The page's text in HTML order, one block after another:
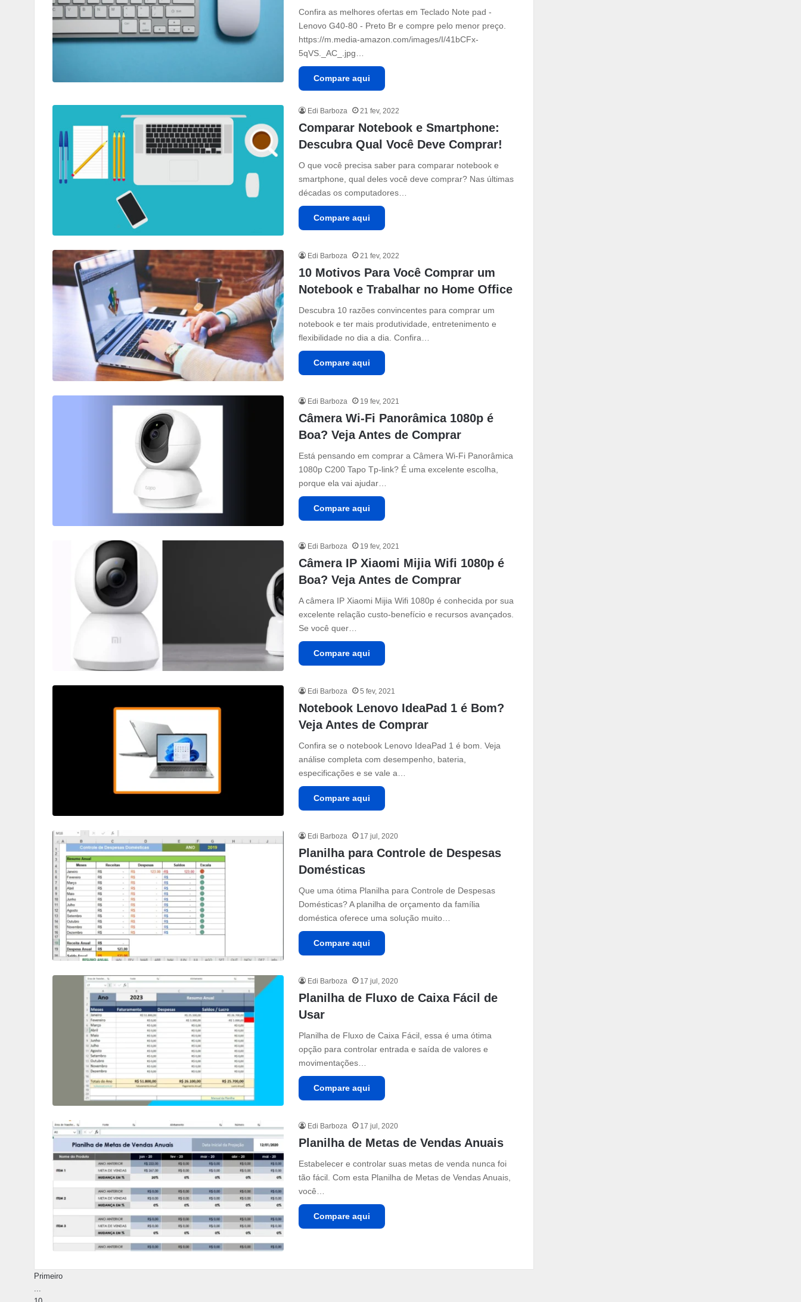
Confira as melhores ofertas em Teclado Note pad -
Lenovo G40-80 - Preto Br e compre pelo menor preço.
https://m.media-amazon.com/images/I/41bCFx-
5qVS._AC_.jpg…
Compare aqui
Edi Barboza 21 fev, 2022
Comparar Notebook e Smartphone:
Descubra Qual Você Deve Comprar!
O que você precisa saber para comparar notebook e
smartphone, qual deles você deve comprar? Nas últimas
décadas os computadores…
Compare aqui
Edi Barboza 21 fev, 2022
10 Motivos Para Você Comprar um
Notebook e Trabalhar no Home Office
Descubra 10 razões convincentes para comprar um
notebook e ter mais produtividade, entretenimento e
flexibilidade no dia a dia. Confira…
Compare aqui
Edi Barboza 19 fev, 2021
Câmera Wi-Fi Panorâmica 1080p é
Boa? Veja Antes de Comprar
Está pensando em comprar a Câmera Wi-Fi Panorâmica
1080p C200 Tapo Tp-link? É uma excelente escolha,
porque ela vai ajudar…
Compare aqui
Edi Barboza 19 fev, 2021
Câmera IP Xiaomi Mijia Wifi 1080p é
Boa? Veja Antes de Comprar
A câmera IP Xiaomi Mijia Wifi 1080p é conhecida por sua
excelente relação custo-benefício e recursos avançados.
Se você quer…
Compare aqui
Edi Barboza 5 fev, 2021
Notebook Lenovo IdeaPad 1 é Bom?
Veja Antes de Comprar
Confira se o notebook Lenovo IdeaPad 1 é bom. Veja
análise completa com desempenho, bateria,
especificações e se vale a…
Compare aqui
Edi Barboza 17 jul, 2020
Planilha para Controle de Despesas
Domésticas
Que uma ótima Planilha para Controle de Despesas
Domésticas? A planilha de orçamento da família
doméstica oferece uma solução muito…
Compare aqui
Edi Barboza 17 jul, 2020
Planilha de Fluxo de Caixa Fácil de
Usar
Planilha de Fluxo de Caixa Fácil, essa é uma ótima
opção para controlar entrada e saída de valores e
movimentações…
Compare aqui
Edi Barboza 17 jul, 2020
Planilha de Metas de Vendas Anuais
Estabelecer e controlar suas metas de venda nunca foi
tão fácil. Com esta Planilha de Metas de Vendas Anuais,
você…
Compare aqui
Primeiro